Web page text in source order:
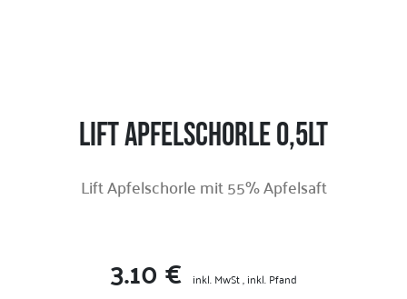
Lift Apfelschorle 0,5lt
Lift Apfelschorle mit 55% Apfelsaft
3.10 € inkl. MwSt , inkl. Pfand